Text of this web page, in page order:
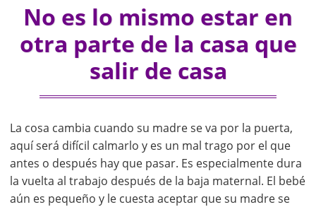
No es lo mismo estar en
otra parte de la casa que
salir de casa
La cosa cambia cuando su madre se va por la puerta,
aquí será difícil calmarlo y es un mal trago por el que
antes o después hay que pasar. Es especialmente dura
la vuelta al trabajo después de la baja maternal. El bebé
aún es pequeño y le cuesta aceptar que su madre se